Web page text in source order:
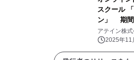
スクール
ン」 期間
を開催
アテイン株式
2025年11